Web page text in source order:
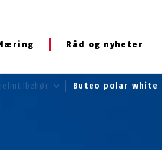
Råd og nyheter
Buteo polar white